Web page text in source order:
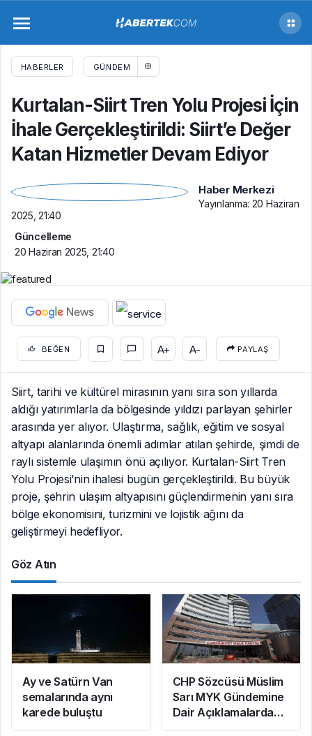
HABERLER GÜNDEM
Kurtalan-Siirt Tren Yolu Projesi İçin
İhale Gerçekleştirildi: Siirt’e Değer
Katan Hizmetler Devam Ediyor
Haber Merkezi
Yayınlanma: 20 Haziran
2025, 21:40
Güncelleme
20 Haziran 2025, 21:40
BEĞEN A+ A- PAYLAŞ
Siirt, tarihi ve kültürel mirasının yanı sıra son yıllarda
aldığı yatırımlarla da bölgesinde yıldızı parlayan şehirler
arasında yer alıyor. Ulaştırma, sağlık, eğitim ve sosyal
altyapı alanlarında önemli adımlar atılan şehirde, şimdi de
raylı sistemle ulaşımın önü açılıyor. Kurtalan-Siirt Tren
Yolu Projesi’nin ihalesi bugün gerçekleştirildi. Bu büyük
proje, şehrin ulaşım altyapısını güçlendirmenin yanı sıra
bölge ekonomisini, turizmini ve lojistik ağını da
geliştirmeyi hedefliyor.
Göz Atın
Ay ve Satürn Van
semalarında aynı
karede buluştu
CHP Sözcüsü Müslim
Sarı MYK Gündemine
Dair Açıklamalarda
Bulundu: 8 İl
Kurtalan-Siirt Tren Yolu Projesi İçin İhale
Gerçekleştirildi: Siirt’e Değer Katan
Hizmetler Devam Ediyor